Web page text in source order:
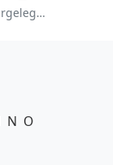
Chase Paw Patrol Fargeleggingsside
N O